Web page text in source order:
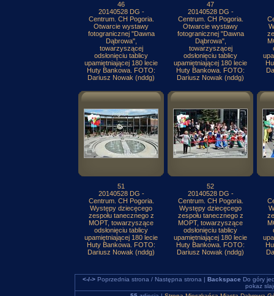
46
20140528 DG -
Centrum. CH Pogoria.
Otwarcie wystawy
fotogranicznej "Dawna
Dąbrowa",
towarzyszącej
odsłonięciu tablicy
upamiętniającej 180 lecie
Huty Bankowa. FOTO:
Dariusz Nowak (nddg)
47
20140528 DG -
Centrum. CH Pogoria.
Otwarcie wystawy
fotogranicznej "Dawna
Dąbrowa",
towarzyszącej
odsłonięciu tablicy
upamiętniającej 180 lecie
Huty Bankowa. FOTO:
Dariusz Nowak (nddg)
51
20140528 DG -
Centrum. CH Pogoria.
Występy dziecęcego
zespołu tanecznego z
MOPT, towarzyszące
odsłonięciu tablicy
upamiętniającej 180 lecie
Huty Bankowa. FOTO:
Dariusz Nowak (nddg)
52
20140528 DG -
Centrum. CH Pogoria.
Występy dziecęcego
zespołu tanecznego z
MOPT, towarzyszące
odsłonięciu tablicy
upamiętniającej 180 lecie
Huty Bankowa. FOTO:
Dariusz Nowak (nddg)
<-/->Poprzednia strona / Następna strona | Backspace Do góry
pokaz